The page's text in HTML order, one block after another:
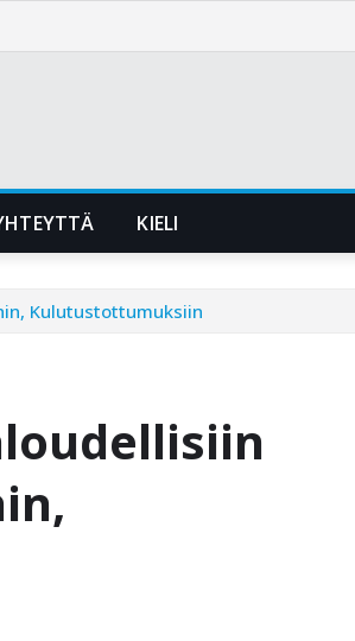
KIELI
Kulutustottumuksiin